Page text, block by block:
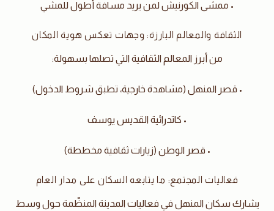
• ممشى الكورنيش لمن يريد مسافة أطول للمشي
الثقافة والمعالم البارزة: وجهات تعكس هوية المكان
من أبرز المعالم الثقافية التي تصلها بسهولة:
• قصر المنهل (مشاهدة خارجية، تطبق شروط الدخول)
• كاتدرائية القديس يوسف
• قصر الوطن (زيارات ثقافية مخططة)
فعاليات المجتمع: ما يتابعه السكان على مدار العام
يشارك سكان المنهل في فعاليات المدينة المنظّمة حول وسط